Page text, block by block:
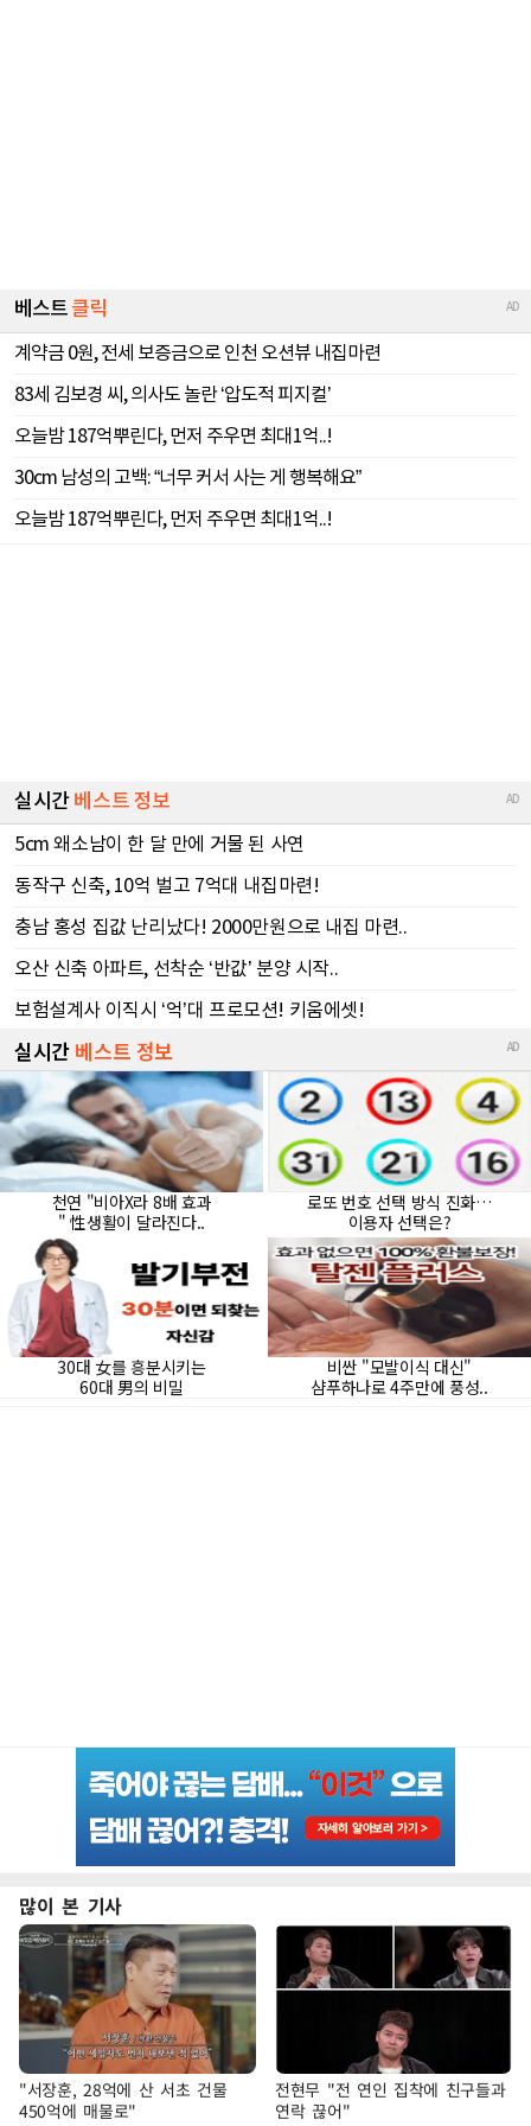
많이 본 기사
"서장훈, 28억에 산 서초 건물
450억에 매물로"
전현무 "전 연인 집착에 친구들과
연락 끊어"